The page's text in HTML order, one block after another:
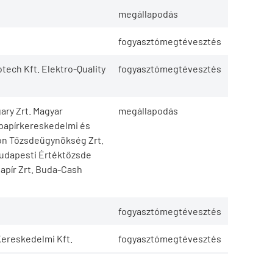
megállapodás
fogyasztómegtévesztés
Kft. Elektro-Quality
fogyasztómegtévesztés
Zrt. Magyar
és
Tőzsdeügynökség Zrt.
Értéktőzsde
Zrt. Buda-Cash
megállapodás
fogyasztómegtévesztés
Kft. fogyasztómegtévesztés